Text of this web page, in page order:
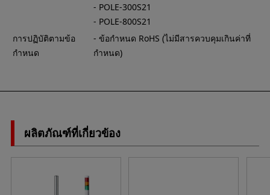
- POLE-300S21
- POLE-800S21
การปฏิบัติตามข้อ
กำหนด
- ข้อกำหนด RoHS (ไม่มีสารควบคุมเกินค่าที่
กำหนด)
ผลิตภัณฑ์ที่เกี่ยวข้อง